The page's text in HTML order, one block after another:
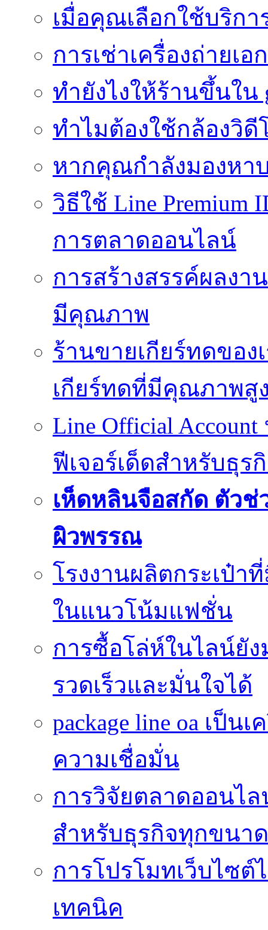
เมื่อคุณเลือกใช้บริกา
การเช่าเครื่องถ่ายเ
ทํายังไงให้ร้านขึ้นใน
ทำไมต้องใช้กล้องวิดี
หากคุณกำลังมองหา
วิธีใช้ Line
การตลาดออนไลน์
การสร้างสรรค์ผลงา
มีคุณภาพ
ร้านขายเกียร์ทดของ
เกียร์ทดที่มีคุณภาพสู
Line Official
ฟีเจอร์เด็ดสำหรับธุร
เห็ดหลินจือสกัด ตัว
ผิวพรรณ
โรงงานผลิตกระเป๋า
ในแนวโน้มแฟชั่น
การซื้อโล่ห์ในไลน์ยั
รวดเร็วและมั่นใจได้
package line oa เป็น
ความเชื่อมั่น
การวิจัยตลาดออนไ
สำหรับธุรกิจทุกขนาด
การโปรโมทเว็บไซต์
เทคนิค